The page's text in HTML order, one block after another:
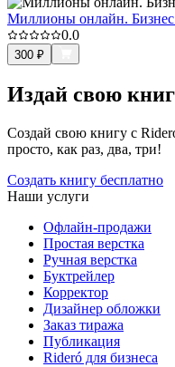
Миллионы онлайн. Бизнес
0.0
300 ₽
Издай свою
Создай свою книгу с
просто, как раз, два, три!
Создать книгу бесплатно
Наши услуги
Офлайн-продажи
Простая верстка
Ручная верстка
Буктрейлер
Корректор
Дизайнер обложки
Заказ тиража
Публикация
Rideró для бизнеса